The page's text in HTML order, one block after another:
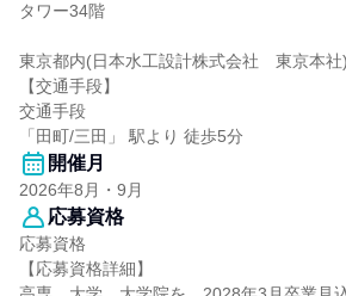
タワー34階
東京都内(日本水工設計株式会社 東京本社)
【交通手段】
交通手段
「田町/三田」 駅より 徒歩5分
開催月
2026年8月・9月
応募資格
応募資格
【応募資格詳細】